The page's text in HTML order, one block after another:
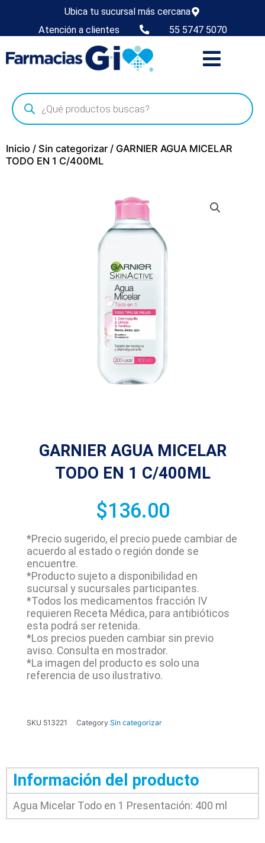
Ubica tu sucursal más cercana
Atención a clientes
55 5747 5070
Inicio / Sin categorizar / GARNIER AGUA MICELAR
TODO EN 1 C/400ML
GARNIER AGUA MICELAR
TODO EN 1 C/400ML
$136.00
*Precio sugerido, el precio puede cambiar de
acuerdo al estado o región donde se
encuentre.
*Producto sujeto a disponibilidad en
sucursal y sucursales participantes.
*Todos los medicamentos fracción IV
requieren Receta Médica, para antibióticos
esta podrá ser retenida.
*Los precios pueden cambiar sin previo
aviso. Consulta en mostrador.
*La imagen del producto es solo una
referencia de uso ilustrativo.
SKU 513221 Category Sin categorizar
Información del producto
Agua Micelar Todo en 1 Presentación: 400 ml